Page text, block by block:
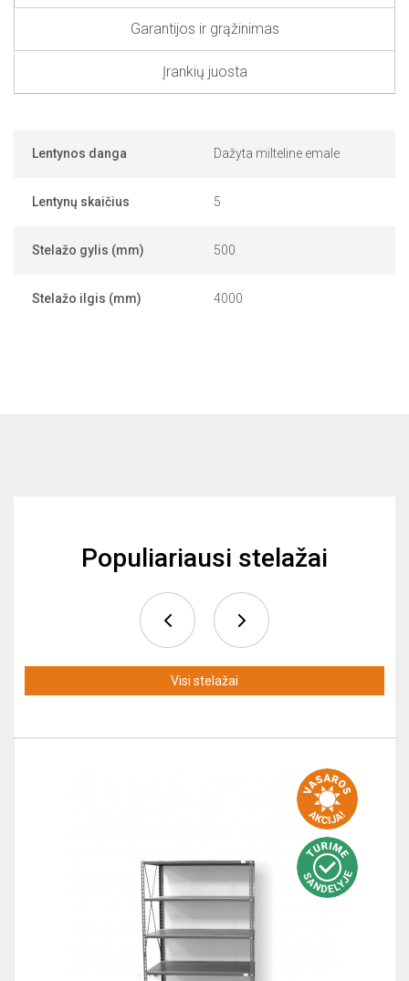
Garantijos ir grąžinimas
Įrankių juosta
Lentynos danga Dažyta milteline emale
Lentynų skaičius 5
Stelažo gylis (mm) 500
Stelažo ilgis (mm) 4000
Populiariausi stelažai
Visi stelažai